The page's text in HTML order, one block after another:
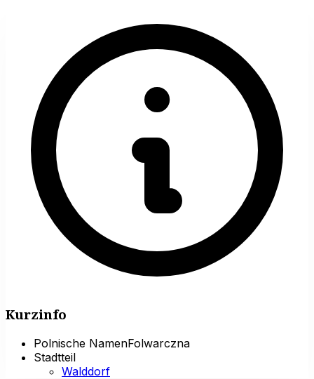
Kurzinfo
Polnische NamenFolwarczna
Stadtteil
Walddorf